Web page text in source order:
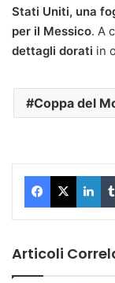
Stati Uniti, una
per il Messico. A
dettagli dorati in
Coppa del
Facebook
X
Articoli